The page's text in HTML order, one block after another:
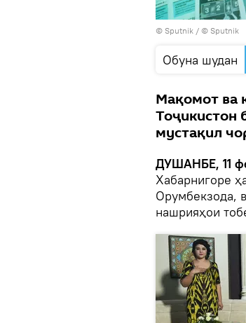
© Sputnik / © Sputnik
Обуна шудан
Мақомот ва
Тоҷикистон
мустақил
ДУШАНБЕ, 11
Хабарнигоре
Орумбекзода,
нашрияҳои